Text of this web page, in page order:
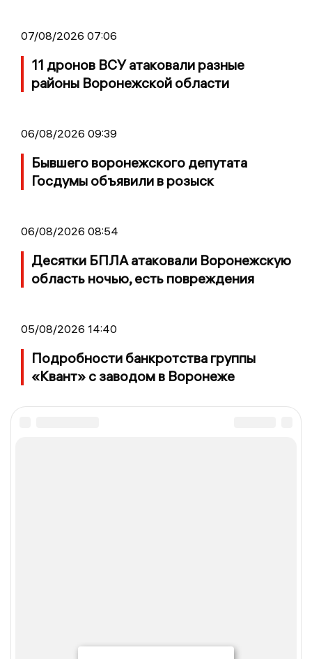
07/08/2026 07:06
11 дронов ВСУ атаковали разные
районы Воронежской области
06/08/2026 09:39
Бывшего воронежского депутата
Госдумы объявили в розыск
06/08/2026 08:54
Десятки БПЛА атаковали Воронежскую
область ночью, есть повреждения
05/08/2026 14:40
Подробности банкротства группы
«Квант» с заводом в Воронеже